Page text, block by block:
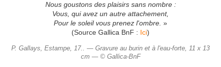
Nous goustons des plaisirs sans nombre :
Vous, qui avez un autre attachement,
Pour le soleil vous prenez l'ombre. »
(Source Gallica BnF : Ici)
P. Gallays, Estampe, 17.. — Gravure au burin et à l'eau-forte, 11 x 13
cm — © Gallica-BnF